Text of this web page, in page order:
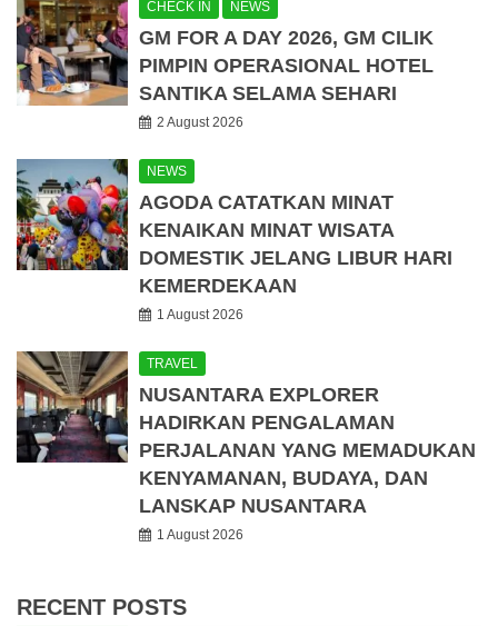
CHECK IN NEWS
GM FOR A DAY 2026, GM CILIK
PIMPIN OPERASIONAL HOTEL
SANTIKA SELAMA SEHARI
2 August 2026
NEWS
AGODA CATATKAN MINAT
KENAIKAN MINAT WISATA
DOMESTIK JELANG LIBUR HARI
KEMERDEKAAN
1 August 2026
TRAVEL
NUSANTARA EXPLORER
HADIRKAN PENGALAMAN
PERJALANAN YANG MEMADUKAN
KENYAMANAN, BUDAYA, DAN
LANSKAP NUSANTARA
1 August 2026
RECENT POSTS